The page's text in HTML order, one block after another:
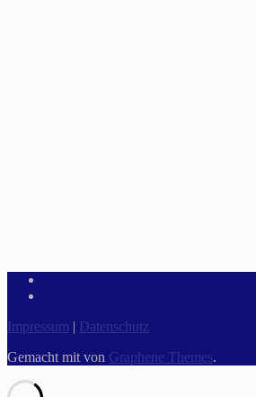
Impressum | Datenschutz
Gemacht mit von Graphene Themes.